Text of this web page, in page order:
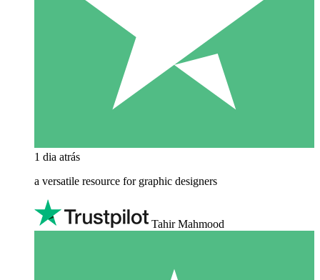
1 dia atrás
a versatile resource for graphic designers
Tahir Mahmood